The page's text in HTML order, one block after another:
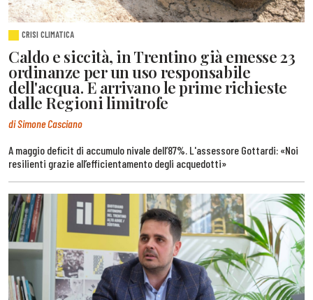
CRISI CLIMATICA
Caldo e siccità, in Trentino già emesse 23
ordinanze per un uso responsabile
dell'acqua. E arrivano le prime richieste
dalle Regioni limitrofe
di Simone Casciano
A maggio deficit di accumulo nivale dell’87%. L'assessore Gottardi: «Noi
resilienti grazie all’efficientamento degli acquedotti»